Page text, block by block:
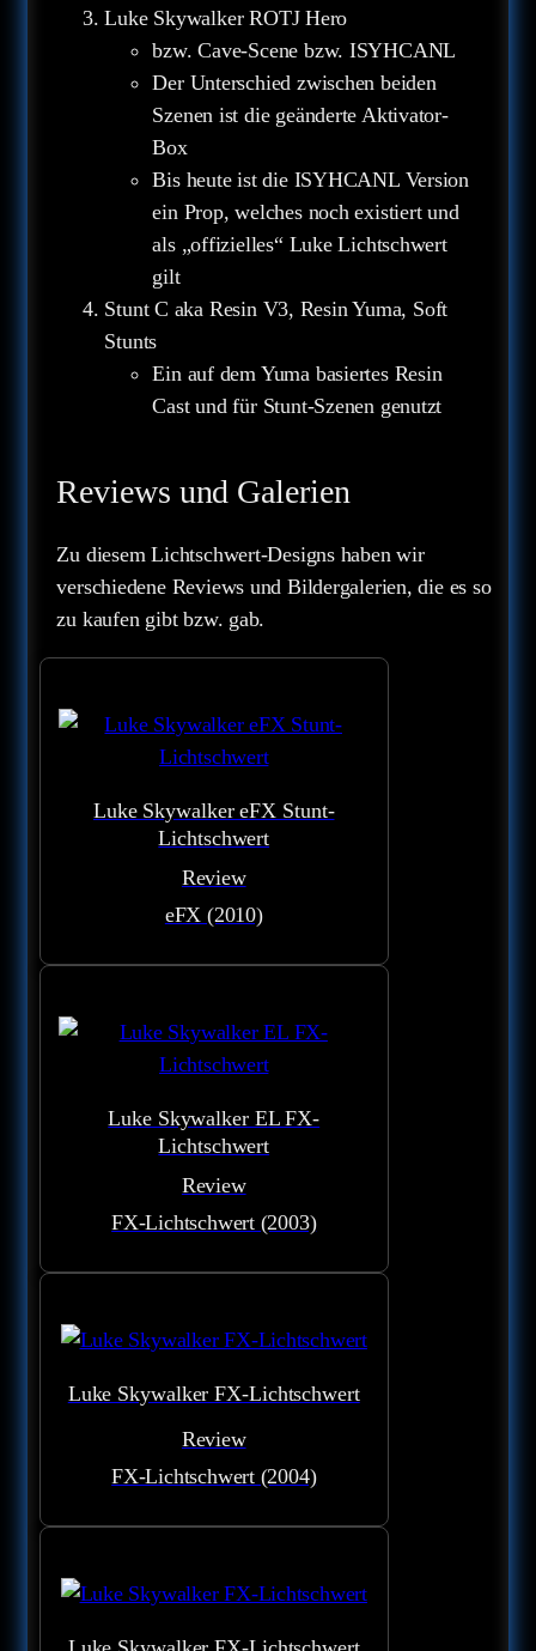
Luke Skywalker ROTJ Hero
bzw. Cave-Scene bzw. ISYHCANL
Der Unterschied zwischen beiden
Szenen ist die geänderte Aktivator-
Box
Bis heute ist die ISYHCANL Version
ein Prop, welches noch existiert und
als „offizielles“ Luke Lichtschwert
gilt
Stunt C aka Resin V3, Resin Yuma, Soft
Stunts
Ein auf dem Yuma basiertes Resin
Cast und für Stunt-Szenen genutzt
Reviews und Galerien
Zu diesem Lichtschwert-Designs haben wir
verschiedene Reviews und Bildergalerien, die es so
zu kaufen gibt bzw. gab.
Luke Skywalker eFX Stunt-
Lichtschwert
Review
eFX (2010)
Luke Skywalker EL FX-
Lichtschwert
Review
FX-Lichtschwert (2003)
Luke Skywalker FX-Lichtschwert
Review
FX-Lichtschwert (2004)